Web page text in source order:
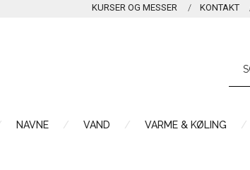
KURSER OG MESSER KONTAKT
NAVNE VAND VARME & KØLING